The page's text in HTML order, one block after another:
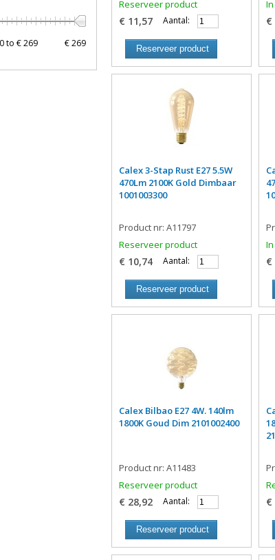
Reserveer product
€ 11,57 Aantal:
Reserveer product
€
Calex 3-Stap Rust E27 5.5W
470Lm 2100K Gold Dimbaar
1001003300
Product nr: A11797
Reserveer product
€ 10,74 Aantal:
Reserveer product
€
Calex Bilbao E27 4W. 140lm
1800K Goud Dim 2101002400
Product nr: A11483
Reserveer product
€ 28,92 Aantal:
Reserveer product
€
(2)
€ 269
to € 269